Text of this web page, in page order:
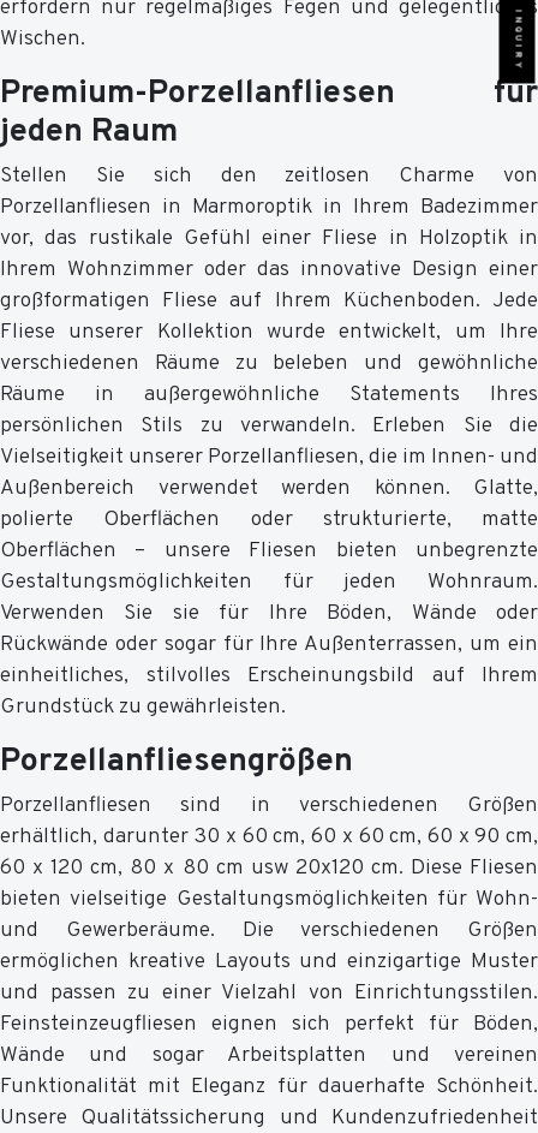
erfordern nur regelmäßiges Fegen und gelegentliches
Wischen.
Premium-Porzellanfliesen für
jeden Raum
Stellen Sie sich den zeitlosen Charme von
Porzellanfliesen in Marmoroptik in Ihrem Badezimmer
vor, das rustikale Gefühl einer Fliese in Holzoptik in
Ihrem Wohnzimmer oder das innovative Design einer
großformatigen Fliese auf Ihrem Küchenboden. Jede
Fliese unserer Kollektion wurde entwickelt, um Ihre
verschiedenen Räume zu beleben und gewöhnliche
Räume in außergewöhnliche Statements Ihres
persönlichen Stils zu verwandeln. Erleben Sie die
Vielseitigkeit unserer Porzellanfliesen, die im Innen- und
Außenbereich verwendet werden können. Glatte,
polierte Oberflächen oder strukturierte, matte
Oberflächen – unsere Fliesen bieten unbegrenzte
Gestaltungsmöglichkeiten für jeden Wohnraum.
Verwenden Sie sie für Ihre Böden, Wände oder
Rückwände oder sogar für Ihre Außenterrassen, um ein
einheitliches, stilvolles Erscheinungsbild auf Ihrem
Grundstück zu gewährleisten.
Porzellanfliesengrößen
Porzellanfliesen sind in verschiedenen Größen
erhältlich, darunter 30 x 60 cm, 60 x 60 cm, 60 x 90 cm,
60 x 120 cm, 80 x 80 cm usw 20x120 cm. Diese Fliesen
bieten vielseitige Gestaltungsmöglichkeiten für Wohn-
und Gewerberäume. Die verschiedenen Größen
ermöglichen kreative Layouts und einzigartige Muster
und passen zu einer Vielzahl von Einrichtungsstilen.
Feinsteinzeugfliesen eignen sich perfekt für Böden,
Wände und sogar Arbeitsplatten und vereinen
Funktionalität mit Eleganz für dauerhafte Schönheit.
Unsere Qualitätssicherung und Kundenzufriedenheit